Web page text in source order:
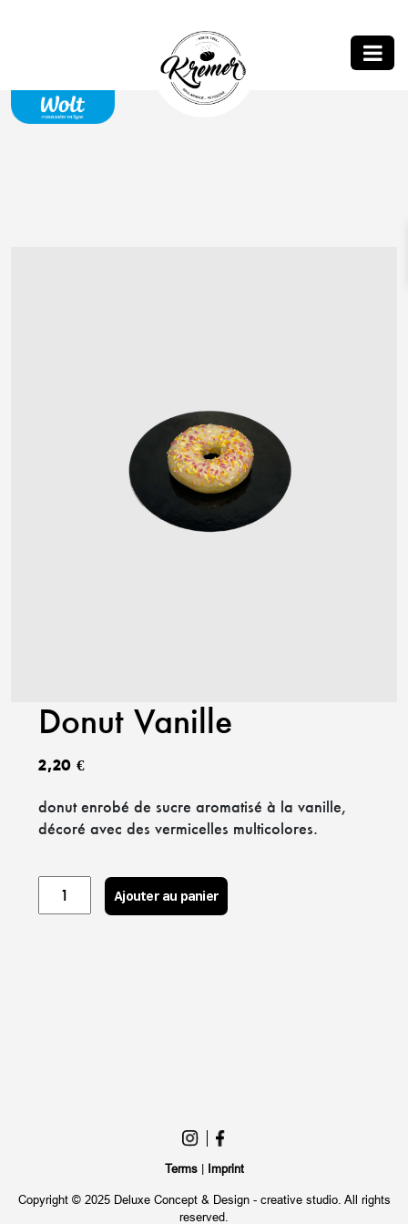
Donut Vanille
2,20 €
donut enrobé de sucre aromatisé à la vanille,
décoré avec des vermicelles multicolores.
Donut
Ajouter au panier
Copyright © 2025 Deluxe Concept & Design - creative studio. All rights
reserved.
Terms| Imprint